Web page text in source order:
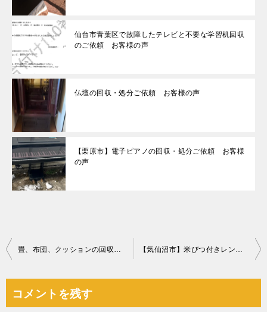
仙台市青葉区で故障したテレビと不要な学習机回収
のご依頼 お客様の声
仏壇の回収・処分ご依頼 お客様の声
【栗原市】電子ピアノの回収・処分ご依頼 お客様
の声
投
ビ
畳、布団、クッションの回収・処分ご依頼 お客様の声 【気仙沼市】米びつ付きレンジラック、収納ケース、水槽等の回収
コメントを残す